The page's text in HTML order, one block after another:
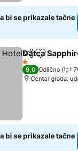
bi se prikazale tačne
Deli Dodati u
Datca
1 Zvezdice
9,0 Odlično
Centar grada:
bi se prikazale tačne